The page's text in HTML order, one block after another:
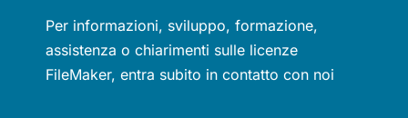
Per informazioni, sviluppo, formazione,
assistenza o chiarimenti sulle licenze
FileMaker, entra subito in contatto con noi